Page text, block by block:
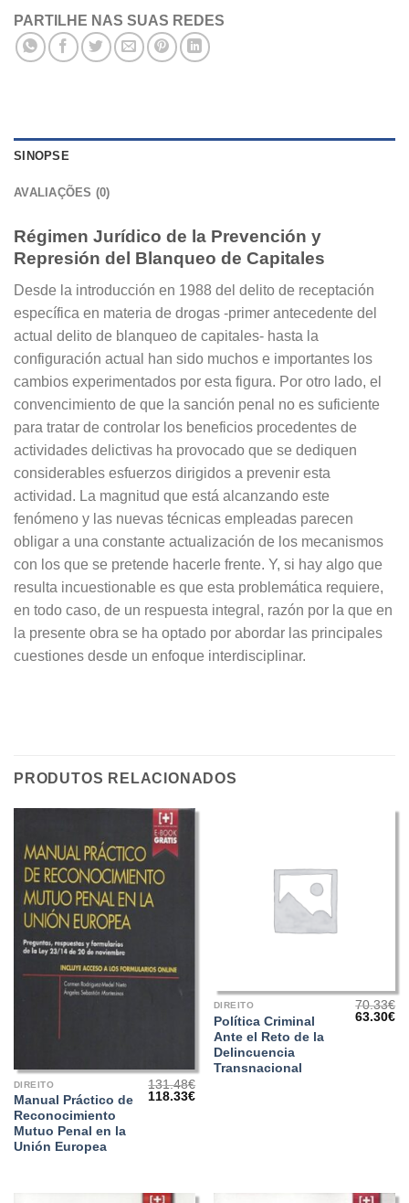
PARTILHE NAS SUAS REDES
SINOPSE
AVALIAÇÕES (0)
Régimen Jurídico de la Prevención y
Represión del Blanqueo de Capitales
Desde la introducción en 1988 del delito de receptación
específica en materia de drogas -primer antecedente del
actual delito de blanqueo de capitales- hasta la
configuración actual han sido muchos e importantes los
cambios experimentados por esta figura. Por otro lado, el
convencimiento de que la sanción penal no es suficiente
para tratar de controlar los beneficios procedentes de
actividades delictivas ha provocado que se dediquen
considerables esfuerzos dirigidos a prevenir esta
actividad. La magnitud que está alcanzando este
fenómeno y las nuevas técnicas empleadas parecen
obligar a una constante actualización de los mecanismos
con los que se pretende hacerle frente. Y, si hay algo que
resulta incuestionable es que esta problemática requiere,
en todo caso, de un respuesta integral, razón por la que en
la presente obra se ha optado por abordar las principales
cuestiones desde un enfoque interdisciplinar.
PRODUTOS RELACIONADOS
DIREITO
Manual Práctico de
Reconocimiento
Mutuo Penal en la
Unión Europea
131.48€
O
118.33€O
DIREITO
Política Criminal
Ante el Reto de la
Delincuencia
Transnacional
70.33€
O
63.30€O